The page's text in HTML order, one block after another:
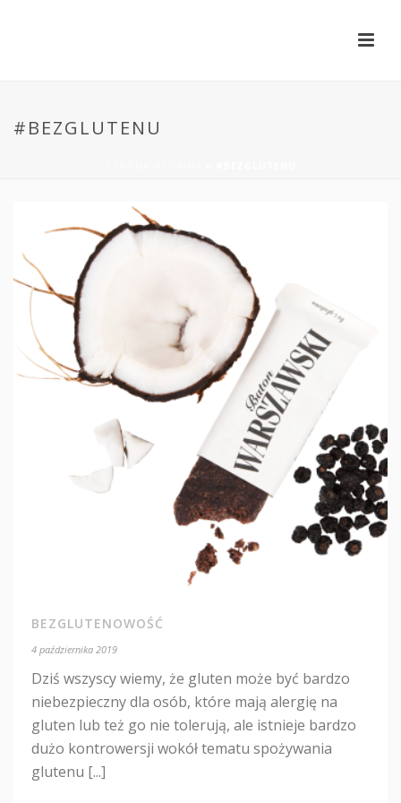
#BEZGLUTENU
BEZGLUTENOWOŚĆ
4 października 2019
Dziś wszyscy wiemy, że gluten może być bardzo
niebezpieczny dla osób, które mają alergię na
gluten lub też go nie tolerują, ale istnieje bardzo
dużo kontrowersji wokół tematu spożywania
glutenu [...]